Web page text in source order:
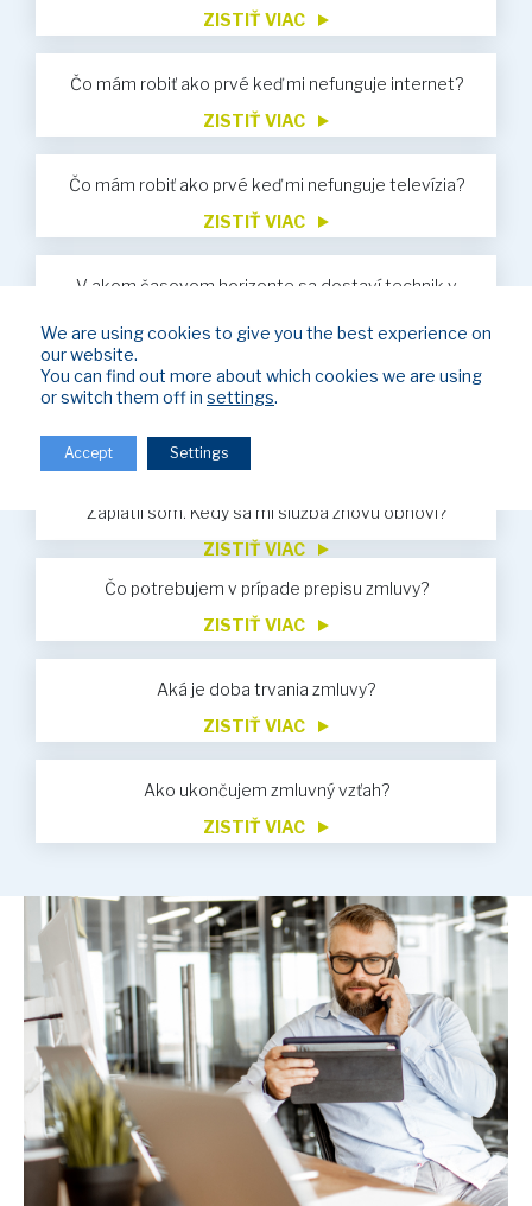
ZISTIŤ VIAC
Čo mám robiť ako prvé keď mi nefunguje internet?
ZISTIŤ VIAC
Čo mám robiť ako prvé keď mi nefunguje televízia?
ZISTIŤ VIAC
V akom časovom horizonte sa dostaví technik v
ZISTIŤ VIAC
Nevyhnutné údaje pre vykonávanie úhrad za služby
Zaplatil som. Kedy sa mi služba znovu obnoví?
ZISTIŤ VIAC
Čo potrebujem v prípade prepisu zmluvy?
ZISTIŤ VIAC
Aká je doba trvania zmluvy?
ZISTIŤ VIAC
Ako ukončujem zmluvný vzťah?
ZISTIŤ VIAC
We are using cookies to give you the best experience on
our website.
You can find out more about which cookies we are using
or switch them off in settings
Accept Settings